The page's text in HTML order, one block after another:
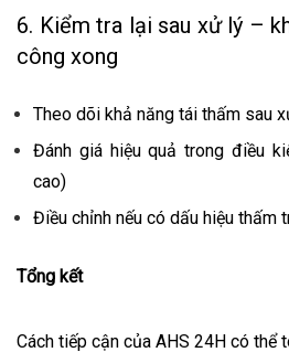
6. Kiểm tra lại sau xử lý –
công xong
Theo dõi khả năng tái thấm sau
Đánh giá hiệu quả trong điều
cao)
Điều chỉnh nếu có dấu hiệu thấm
Tổng kết
Cách tiếp cận của AHS 24H có thể